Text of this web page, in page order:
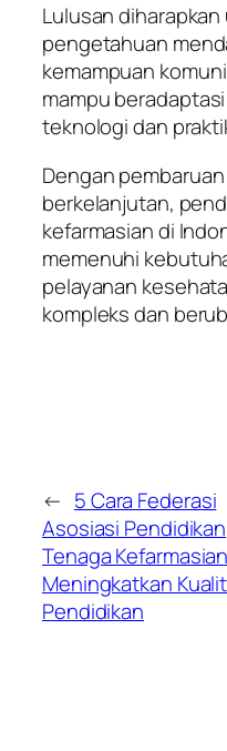
Lulusan
pengetahuan
kemampuan
mampu
teknologi dan
Dengan
berkelanjutan,
kefarmasian di
memenuhi
pelayanan
kompleks dan
← 5 Cara Federasi
Asosiasi Pendidikan
Tenaga Kefarmasian
Meningkatkan
Pendidikan